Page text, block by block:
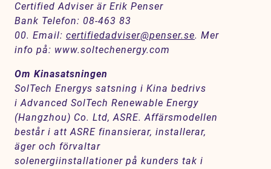
Certified Adviser är Erik Penser
Bank Telefon: 08-463 83
00. Email: certifiedadviser@penser.se. Mer
info på: www.soltechenergy.com
Om Kinasatsningen
SolTech Energys satsning i Kina bedrivs
i Advanced SolTech Renewable Energy
(Hangzhou) Co. Ltd, ASRE. Affärsmodellen
består i att ASRE finansierar, installerar,
äger och förvaltar
solenergiinstallationer på kunders tak i